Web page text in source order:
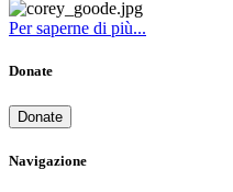
Per saperne di più...
Donate
Donate
Navigazione